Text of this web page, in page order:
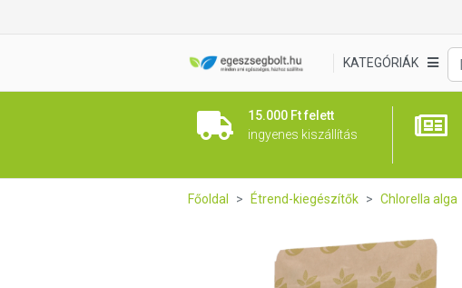
KATEGÓRIÁK
15.000 Ft felett
ingyenes kiszállítás
Főoldal Étrend-kiegészítők Chlorella alga